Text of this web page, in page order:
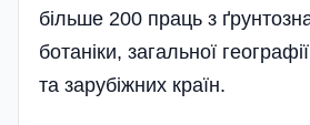
більше 200 праць з
ботаніки, загальної
та зарубіжних країн.